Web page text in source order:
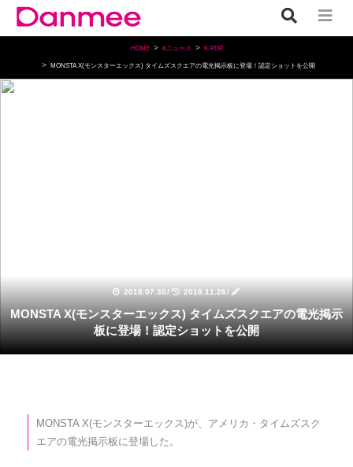
HOME Kニュース K-POP
MONSTA X(モンスターエックス) タイムズスクエアの電光掲示板に登場！認定ショットを公開
2018.07.30/ 2018.11.26/
MONSTA X(モンスターエックス) タイムズスクエアの電光掲示
板に登場！認定ショットを公開
MONSTA X(モンスターエックス)が、アメリカ・タイムズスク
エアの電光掲示板に登場した。